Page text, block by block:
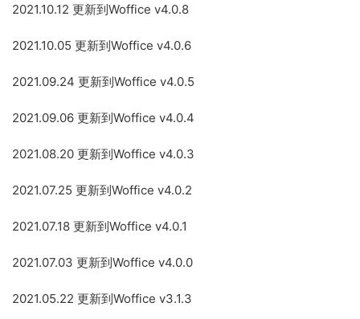
2021.10.12 更新到Woffice v4.0.8
2021.10.05 更新到Woffice v4.0.6
2021.09.24 更新到Woffice v4.0.5
2021.09.06 更新到Woffice v4.0.4
2021.08.20 更新到Woffice v4.0.3
2021.07.25 更新到Woffice v4.0.2
2021.07.18 更新到Woffice v4.0.1
2021.07.03 更新到Woffice v4.0.0
2021.05.22 更新到Woffice v3.1.3